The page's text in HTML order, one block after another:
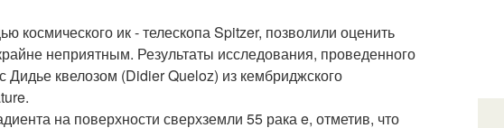
ик - телескопа Spitzer, позволили оценить
неприятным. Результаты исследования, проведенного
квелозом (Didier Queloz) из кембриджского
на поверхности сверхземли 55 рака e, отметив, что